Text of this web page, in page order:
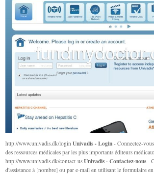
http://www.univadis.dk/loginUnivadis - Login - Connectez-
des ressources médicales par les plus importants éditeurs
http://www.univadis.dk/contact-usUnivadis - Contactez-nous -
d'assistance à [nombre] ou par e‐mail en utilisant le formulaire